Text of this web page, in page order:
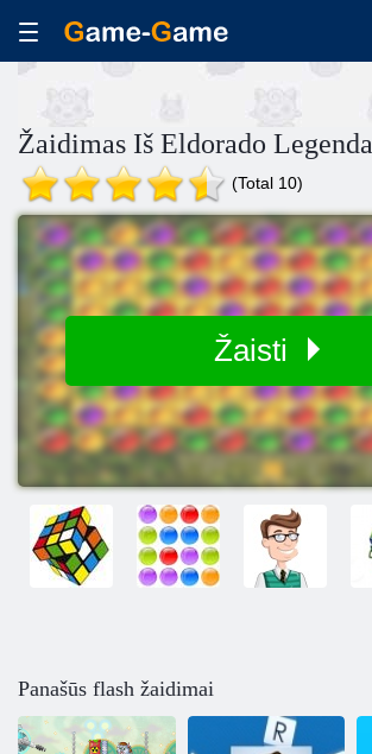
Žaidimas Iš Eldorado Legenda
(Total 10)
Žaisti
Panašūs flash žaidimai